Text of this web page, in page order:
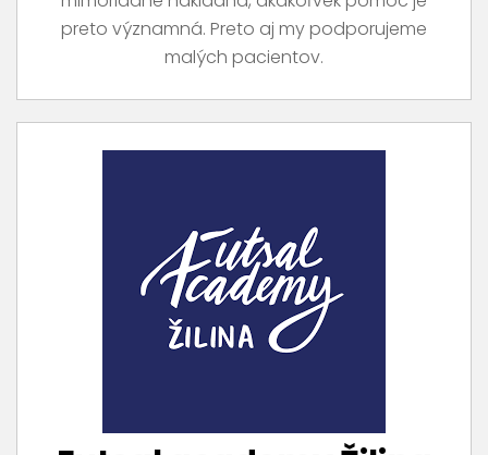
preto významná. Preto aj my podporujeme
malých pacientov.